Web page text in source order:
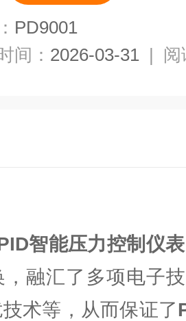
PD9001
间： 2026-03-31 | 阅
智能压力控制仪表
，融汇了多项电子
术等，从而保证了